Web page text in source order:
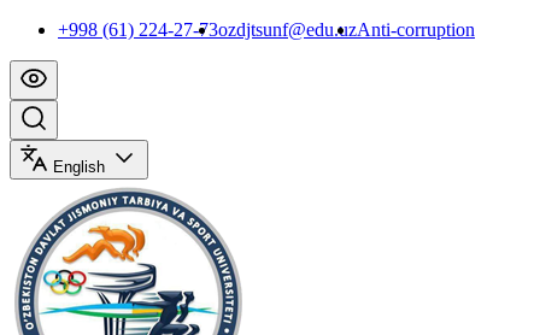
+998 (61) 224-27-73ozdjtsunf@edu.uzAnti-corruption
English